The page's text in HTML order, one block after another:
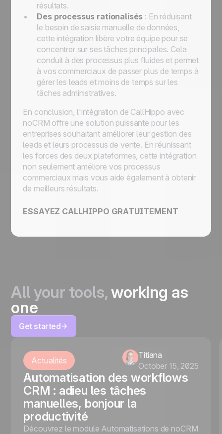
résultats.
Des processus rationalisés : En réduisant
le besoin de saisie manuelle de données,
cette intégration libère votre équipe pour se
concentrer sur ses tâches principales. Cela
conduit à des processus plus fluides et permet
à vos commerciaux de passer plus de temps à
gérer les leads et moins de temps sur les
tâches administratives.
En conclusion, l'intégration de CallHippo avec
noCRM offre une solution puissante pour les
entreprises souhaitant améliorer leur gestion des
leads et leurs processus de vente. En réunissant
les forces des deux plateformes, cette intégration
non seulement améliore vos processus
commerciaux mais vous aide également à obtenir
de meilleurs résultats.
ESSAYEZ CALLHIPPO GRATUITEMENT
All your tools,working as
one
Get started
Actualités
Titiana
October 15, 2025
Automatisation des workflows
CRM : adieu les tâches
manuelles, bonjour la
productivité
Découvrez le module Automatisations de noCRM